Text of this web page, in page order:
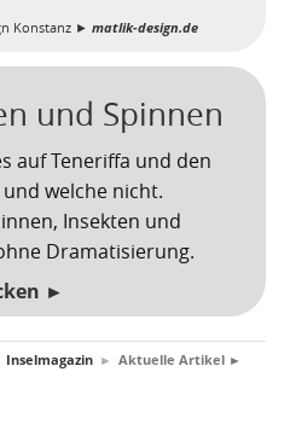
Konstanz ► matlik-design.de
und Spinnen
auf Teneriffa und den
welche nicht.
Insekten und
Dramatisierung.
►
Inselmagazin ► Aktuelle Artikel ►